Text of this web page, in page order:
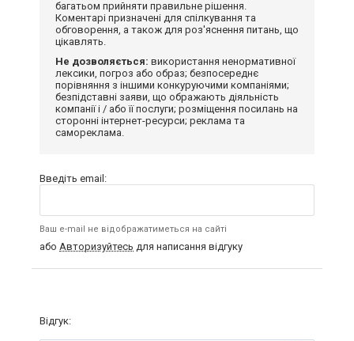
багатьом прийняти правильне рішення.
Коментарі призначені для спілкування та
обговорення, а також для роз'яснення питань, що
цікавлять.
Не дозволяється: використання ненормативної
лексики, погроз або образ; безпосереднє
порівняння з іншими конкуруючими компаніями;
безпідставні заяви, що ображають діяльність
компанії і / або її послуги; розміщення посилань на
сторонні інтернет-ресурси; реклама та
самореклама.
Введіть email:
Ваш e-mail не відображатиметься на сайті
або Авторизуйтесь для написання відгуку
Відгук: